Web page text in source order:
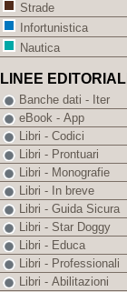
Strade
Infortunistica
Nautica
LINEE EDITORIALI
Banche dati - Iter
eBook - App
Libri - Codici
Libri - Prontuari
Libri - Monografie
Libri - In breve
Libri - Guida Sicura
Libri - Star Doggy
Libri - Educa
Libri - Professionali
Libri - Abilitazioni